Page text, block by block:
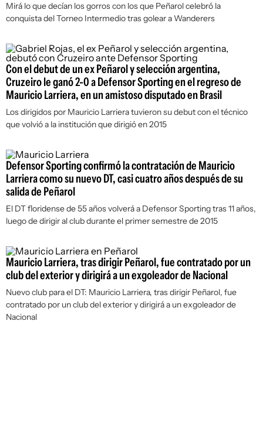
Mirá lo que decían los gorros con los que Peñarol celebró la
conquista del Torneo Intermedio tras golear a Wanderers
Con el debut de un ex Peñarol y selección argentina,
Cruzeiro le ganó 2-0 a Defensor Sporting en el regreso de
Mauricio Larriera, en un amistoso disputado en Brasil
Los dirigidos por Mauricio Larriera tuvieron su debut con el técnico
que volvió a la institución que dirigió en 2015
Defensor Sporting confirmó la contratación de Mauricio
Larriera como su nuevo DT, casi cuatro años después de su
salida de Peñarol
El DT floridense de 55 años volverá a Defensor Sporting tras 11 años,
luego de dirigir al club durante el primer semestre de 2015
Mauricio Larriera, tras dirigir Peñarol, fue contratado por un
club del exterior y dirigirá a un exgoleador de Nacional
Nuevo club para el DT: Mauricio Larriera, tras dirigir Peñarol, fue
contratado por un club del exterior y dirigirá a un exgoleador de
Nacional